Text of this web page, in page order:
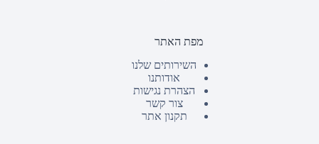
מפת האתר
השירותים שלנו
אודותנו
הצהרת נגישות
צור קשר
תקנון אתר